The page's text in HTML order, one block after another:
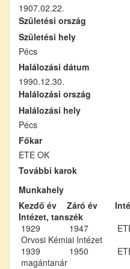
1907.02.22.
Születési ország
Születési hely
Pécs
Halálozási dátum
1990.12.30.
Halálozási ország
Halálozási hely
Pécs
Főkar
ETE OK
További karok
Munkahely
Kezdő év
Záró év
Intézet, tanszék
1929
1947
Orvosi Kémiai Intézet
1939
1950
magántanár